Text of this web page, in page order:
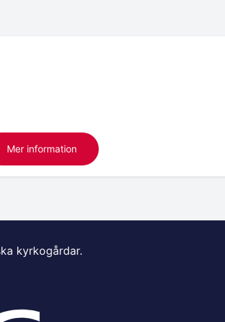
Mer information
kyrkogårdar.